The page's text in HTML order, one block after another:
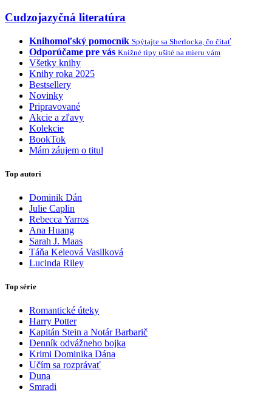
Cudzojazyčná literatúra
Knihomoľský pomocník Spýtajte sa Sherlocka, čo čítať
Odporúčame pre vás Knižné tipy ušité na mieru vám
Všetky knihy
Knihy roka 2025
Bestsellery
Novinky
Pripravované
Akcie a zľavy
Kolekcie
BookTok
Mám záujem o titul
Top autori
Dominik Dán
Julie Caplin
Rebecca Yarros
Ana Huang
Sarah J. Maas
Táňa Keleová Vasilková
Lucinda Riley
Top série
Romantické úteky
Harry Potter
Kapitán Stein a Notár Barbarič
Denník odvážneho bojka
Krimi Dominika Dána
Učím sa rozprávať
Duna
Smradi